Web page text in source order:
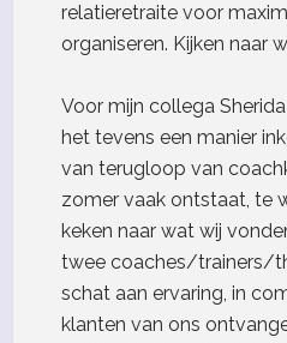
relatieretraite voor
organiseren. Kijken naar
Voor mijn collega
het tevens een manier
van terugloop van
zomer vaak ontstaat, te
keken naar wat wij
twee coaches/trainers/
schat aan ervaring, in
klanten van ons